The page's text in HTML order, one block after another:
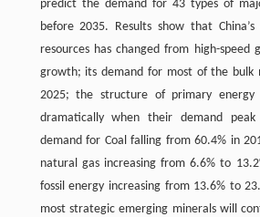
predict the demand for 43 types of
before 2035. Results show that
resources has changed from high-
growth; its demand for most of the bulk
2025; the structure of primary energy
dramatically when their demand
demand for Coal falling from 60.4% in
natural gas increasing from 6.6% to
fossil energy increasing from 13.6% to
most strategic emerging minerals will